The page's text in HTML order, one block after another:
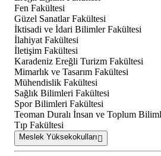
Fen Fakültesi
Güzel Sanatlar Fakültesi
İktisadi ve İdari Bilimler Fakültesi
İlahiyat Fakültesi
İletişim Fakültesi
Karadeniz Ereğli Turizm Fakültesi
Mimarlık ve Tasarım Fakültesi
Mühendislik Fakültesi
Sağlık Bilimleri Fakültesi
Spor Bilimleri Fakültesi
Teoman Duralı İnsan ve Toplum
Tıp Fakültesi
Meslek Yüksekokulları